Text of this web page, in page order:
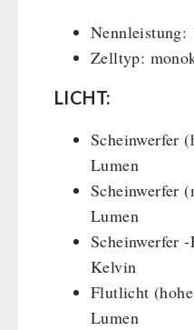
Nennleistung:
Zelltyp:
LICHT:
Scheinwerfer
Lumen
Scheinwerfer
Lumen
Scheinwerfer
Kelvin
Flutlicht
Lumen